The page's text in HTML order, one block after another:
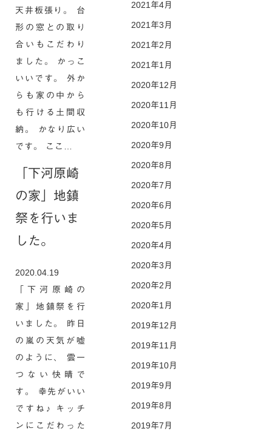
天井板張り。 台
形の窓との取り
合いもこだわり
ました。 かっこ
いいです。 外か
らも家の中から
も行ける土間収
納。 かなり広い
です。 ここ…
「下河原崎
の家」地鎮
祭を行いま
した。
2020.04.19
「下河原崎の
家」地鎮祭を行
いました。 昨日
の嵐の天気が嘘
のように、 雲一
つない快晴で
す。 幸先がいい
ですね♪ キッチ
ンにこだわった
2021年4月
2021年3月
2021年2月
2021年1月
2020年12月
2020年11月
2020年10月
2020年9月
2020年8月
2020年7月
2020年6月
2020年5月
2020年4月
2020年3月
2020年2月
2020年1月
2019年12月
2019年11月
2019年10月
2019年9月
2019年8月
2019年7月